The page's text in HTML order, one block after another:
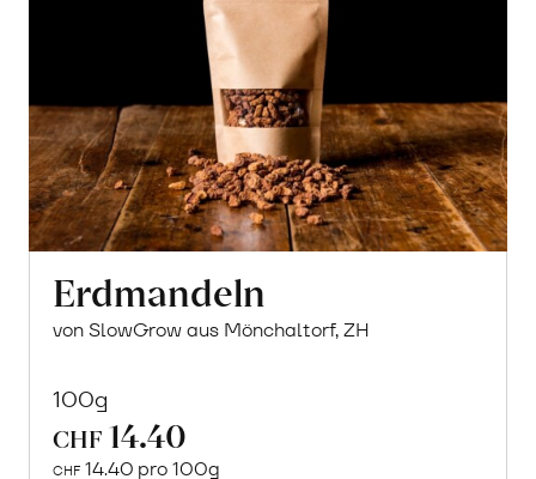
Erdmandeln
von SlowGrow aus Mönchaltorf, ZH
100g
CHF 14.40
CHF 14.40 pro 100g